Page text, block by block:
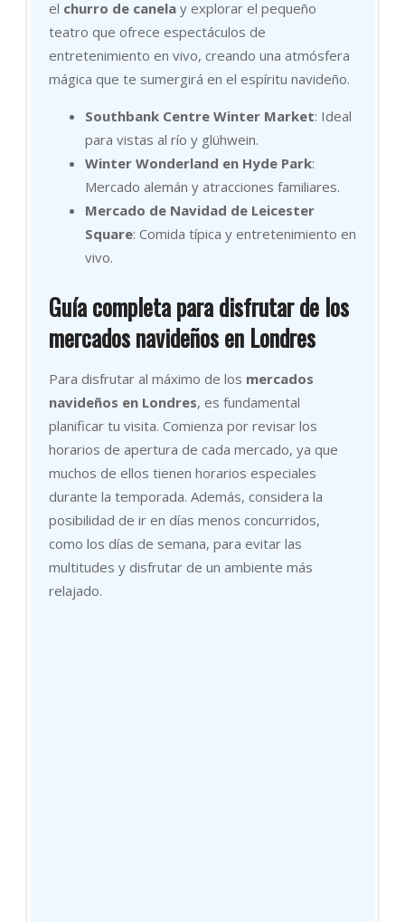
el churro de canela y explorar el pequeño
teatro que ofrece espectáculos de
entretenimiento en vivo, creando una atmósfera
mágica que te sumergirá en el espíritu navideño.
Southbank Centre Winter Market: Ideal
para vistas al río y glühwein.
Winter Wonderland en Hyde Park:
Mercado alemán y atracciones familiares.
Mercado de Navidad de Leicester
Square: Comida típica y entretenimiento en
vivo.
Guía completa para disfrutar de los
mercados navideños en Londres
Para disfrutar al máximo de los mercados
navideños en Londres, es fundamental
planificar tu visita. Comienza por revisar los
horarios de apertura de cada mercado, ya que
muchos de ellos tienen horarios especiales
durante la temporada. Además, considera la
posibilidad de ir en días menos concurridos,
como los días de semana, para evitar las
multitudes y disfrutar de un ambiente más
relajado.